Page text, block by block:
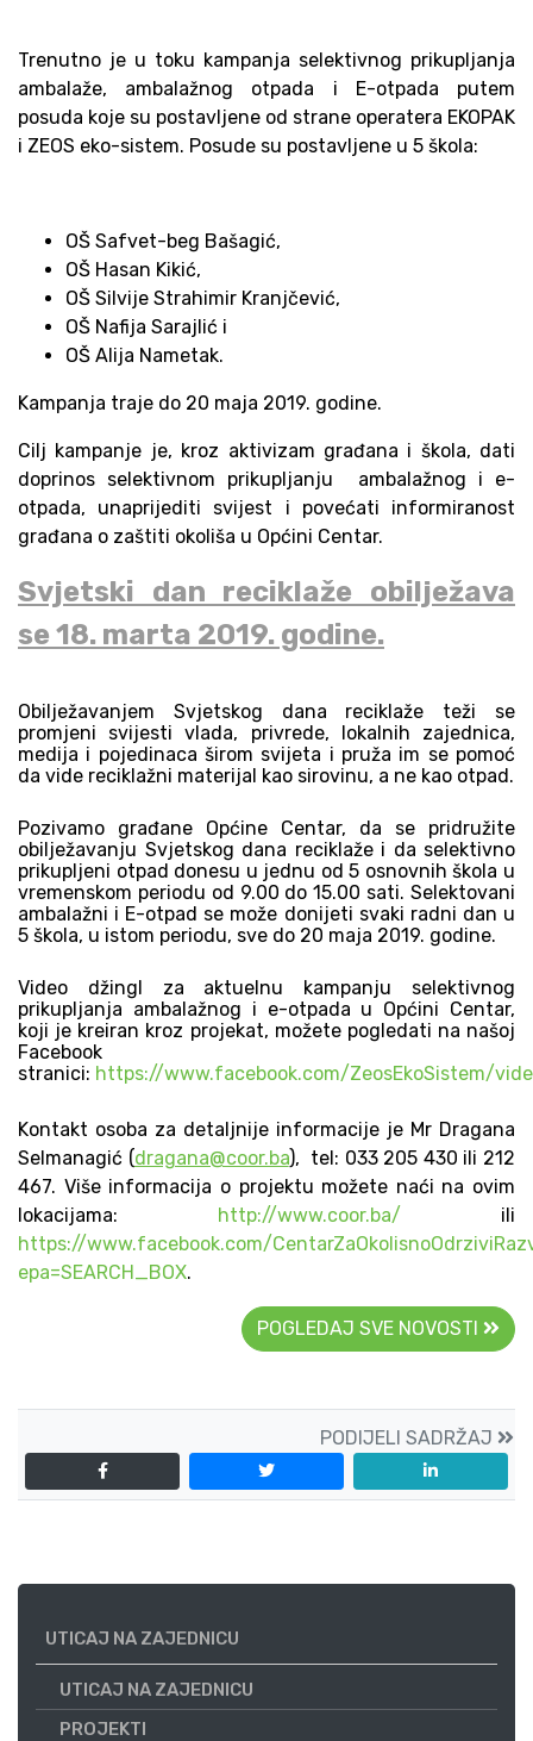
Trenutno je u toku kampanja selektivnog prikupljanja
ambalaže, ambalažnog otpada i E-otpada putem
posuda koje su postavljene od strane operatera EKOPAK
i ZEOS eko-sistem. Posude su postavljene u 5 škola:
OŠ Safvet-beg Bašagić,
OŠ Hasan Kikić,
OŠ Silvije Strahimir Kranjčević,
OŠ Nafija Sarajlić i
OŠ Alija Nametak.
Kampanja traje do 20 maja 2019. godine.
Cilj kampanje je, kroz aktivizam građana i škola, dati
doprinos selektivnom prikupljanju ambalažnog i e-
otpada, unaprijediti svijest i povećati informiranost
građana o zaštiti okoliša u Općini Centar.
Svjetski dan reciklaže obilježava
se 18. marta 2019. godine.
Obilježavanjem Svjetskog dana reciklaže teži se
promjeni svijesti vlada, privrede, lokalnih zajednica,
medija i pojedinaca širom svijeta i pruža im se pomoć
da vide reciklažni materijal kao sirovinu, a ne kao otpad.
Pozivamo građane Općine Centar, da se pridružite
obilježavanju Svjetskog dana reciklaže i da selektivno
prikupljeni otpad donesu u jednu od 5 osnovnih škola u
vremenskom periodu od 9.00 do 15.00 sati. Selektovani
ambalažni i E-otpad se može donijeti svaki radni dan u
5 škola, u istom periodu, sve do 20 maja 2019. godine.
Video džingl za aktuelnu kampanju selektivnog
prikupljanja ambalažnog i e-otpada u Općini Centar,
koji je kreiran kroz projekat, možete pogledati na našoj
Facebook
stranici: https://www.facebook.com/ZeosEkoSistem/
Kontakt osoba za detaljnije informacije je Mr Dragana
Selmanagić (dragana@coor.ba), tel: 033 205 430 ili 212
467. Više informacija o projektu možete naći na ovim
lokacijama: http://www.coor.ba/ ili
https://www.facebook.com/
epa=SEARCH_BOX.
POGLEDAJ SVE NOVOSTI
PODIJELI SADRŽAJ
UTICAJ NA ZAJEDNICU
UTICAJ NA ZAJEDNICU
PROJEKTI